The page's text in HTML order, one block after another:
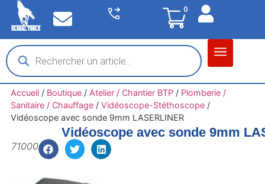
0
Accueil/ Boutique/ Atelier / Chantier BTP/ Plomberie /
Sanitaire / Chauffage/ Vidéoscope-Stéthoscope/
Vidéoscope avec sonde 9mm LASERLINER
Vidéoscope avec sonde 9mm
71000